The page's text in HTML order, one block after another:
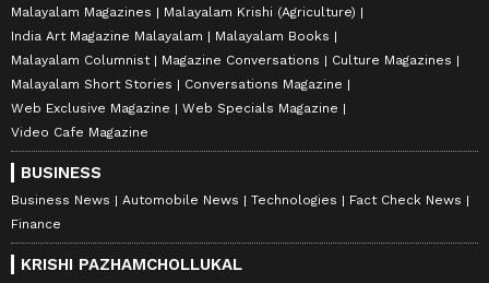
Malayalam Magazines
Malayalam Krishi (Agriculture)
India Art Magazine Malayalam
Malayalam Books
Malayalam Columnist
Magazine Conversations
Culture Magazines
Malayalam Short Stories
Conversations Magazine
Web Exclusive Magazine
Web Specials Magazine
Video Cafe Magazine
BUSINESS
Business News Automobile News Technologies
Fact Check News
Finance
KRISHI PAZHAMCHOLLUKAL